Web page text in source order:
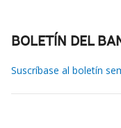
BOLETÍN DEL
Suscríbase al boletín